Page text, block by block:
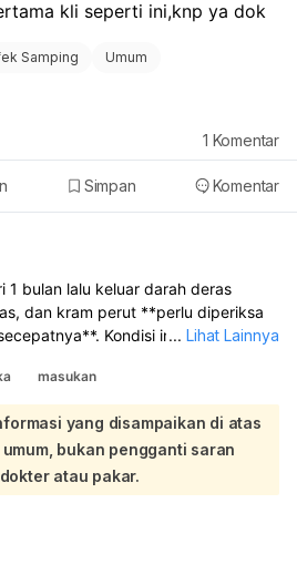
kli seperti ini,knp ya dok
Samping
Umum
Simpan Komentar
1 Komentar
1 bulan lalu keluar darah deras
dan kram perut **perlu diperiksa
Kondisi ini bisa
seperti haid, keguguran sangat
pada rahim/kehamilan**. Karena
belum bisa dipastikan, tetapi
bila keluhan berlanjut atau
banyak, misalnya1 pembalut
... Lihat Lainnya
masukan
yang disampaikan di atas
bukan pengganti saran
atau pakar.